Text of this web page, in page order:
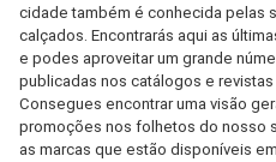
cidade também é conhecida pelas
calçados. Encontrarás aqui as
e podes aproveitar um grande
publicadas nos catálogos e
Consegues encontrar uma visão
promoções nos folhetos do nosso
as marcas que estão disponíveis